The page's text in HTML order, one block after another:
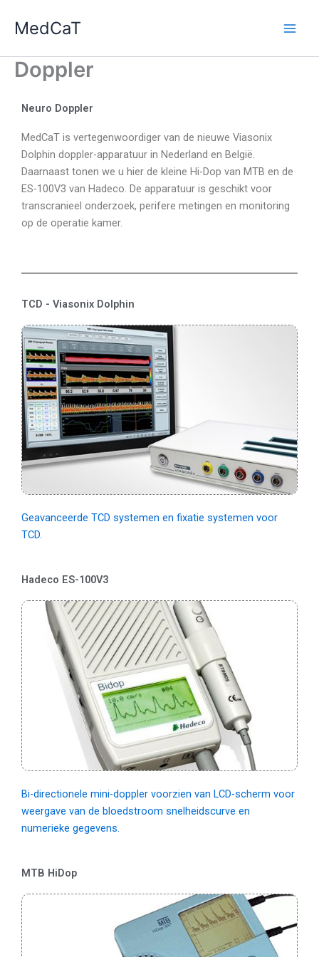
naar
inhoud
MedCaT
Doppler
Neuro Doppler
MedCaT is vertegenwoordiger van de nieuwe Viasonix
Dolphin doppler-apparatuur in Nederland en België.
Daarnaast tonen we u hier de kleine Hi-Dop van MTB en de
ES-100V3 van Hadeco. De apparatuur is geschikt voor
transcranieel onderzoek, perifere metingen en monitoring
op de operatie kamer.
TCD - Viasonix Dolphin
Geavanceerde TCD systemen en fixatie systemen voor
TCD.
Hadeco ES-100V3
Bi-directionele mini-doppler voorzien van LCD-scherm voor
weergave van de bloedstroom snelheidscurve en
numerieke gegevens.
MTB HiDop